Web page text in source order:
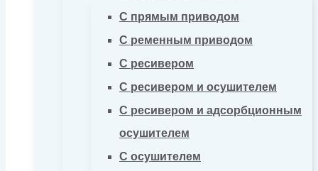
С прямым приводом
С ременным приводом
С ресивером
С ресивером и осушителем
С ресивером и адсорбционным
осушителем
С осушителем